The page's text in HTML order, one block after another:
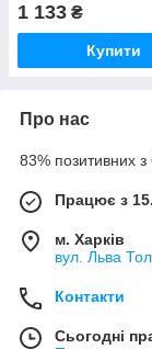
1 133 ₴
Купити
Про нас
83% позитивних з
Працює з
м. Харків
вул. Льва
Контакти
Сьогодні